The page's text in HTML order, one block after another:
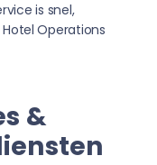
is snel,
Operations
&